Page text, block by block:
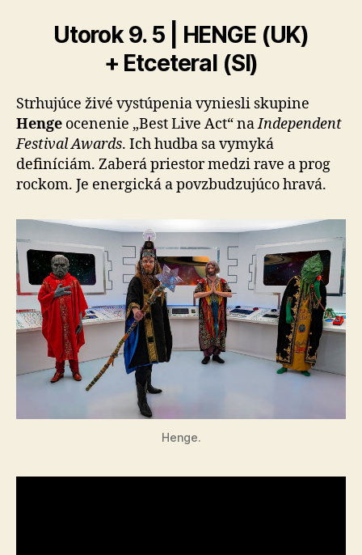
Utorok 9. 5 | HENGE (UK)
+ Etceteral (SI)
Strhujúce živé vystúpenia vyniesli skupine
Henge ocenenie „Best Live Act“ naIndependent
Festival Awards. Ich hudba sa vymyká
definíciám. Zaberá priestor medzi rave a prog
rockom. Je energická a povzbudzujúco hravá.
Henge.